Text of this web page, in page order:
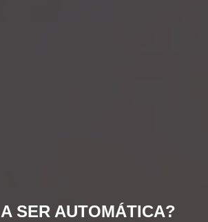
SER AUTOMÁTICA?